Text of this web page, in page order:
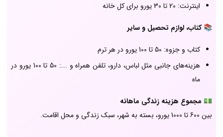
اینترنت: 20 تا 30 یورو برای کل خانه
📚کتاب، لوازم تحصیل و سایر
کتاب و جزوه: 50 تا 100 یورو در هر ترم
هزینه‌های جانبی مثل لباس، دارو، تلفن همراه و ...: 50 تا 100 یورو در
ماه
💵 مجموع هزینه زندگی ماهانه
بین 600 تا 1000 یورو، بسته به شهر، سبک زندگی و محل اقامت.